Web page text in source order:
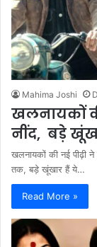
Mahima Joshi
खलनायकों
नींद, बड़े
खलनायकों की नई पीढ़ी ने
तक, बड़े खूंखार हैं ये…
Read More »